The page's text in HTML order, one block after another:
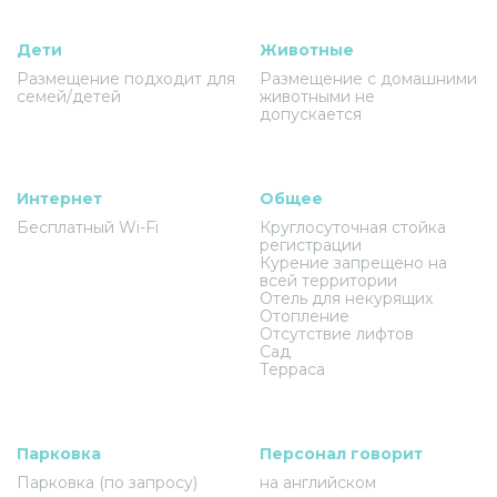
Дети
Размещение подходит для
семей/детей
Животные
Размещение с домашними
животными не
допускается
Интернет
Бесплатный Wi-Fi
Общее
Круглосуточная стойка
регистрации
Курение запрещено на
всей территории
Отель для некурящих
Отопление
Отсутствие лифтов
Сад
Терраса
Парковка
Парковка (по запросу)
Персонал говорит
на английском